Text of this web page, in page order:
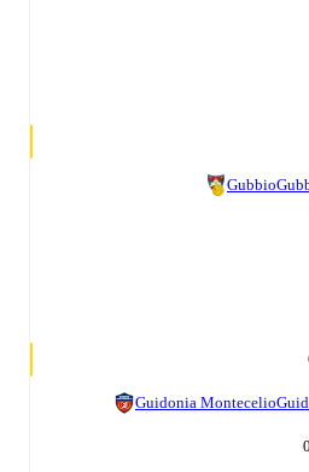
Gubbio
Guidonia Montecelio
0